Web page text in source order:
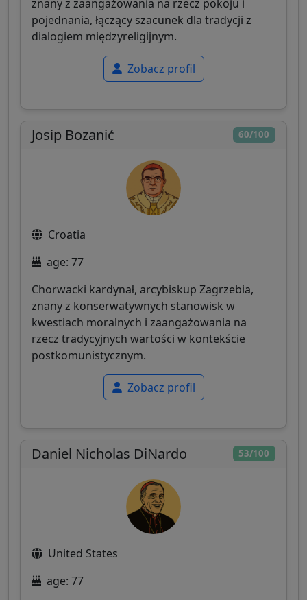
znany z zaangażowania na rzecz pokoju i
pojednania, łączący szacunek dla tradycji z
dialogiem międzyreligijnym.
Zobacz profil
60/100
Josip Bozanić
Croatia
age: 77
Chorwacki kardynał, arcybiskup Zagrzebia,
znany z konserwatywnych stanowisk w
kwestiach moralnych i zaangażowania na
rzecz tradycyjnych wartości w kontekście
postkomunistycznym.
Zobacz profil
53/100
Daniel Nicholas DiNardo
United States
age: 77